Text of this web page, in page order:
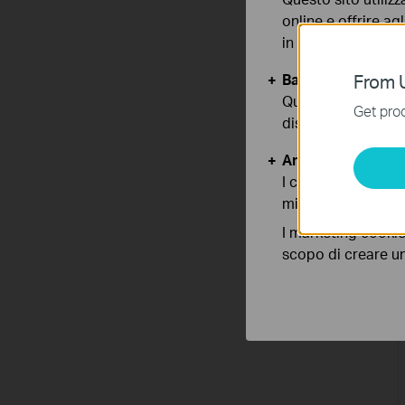
From
Get
online e offrire
in qualunque
Basic Cookies
Questi cookies
disattivati nel tuo
Analytics e
I cookies analitici
migliorarne le
I marketing
scopo di creare